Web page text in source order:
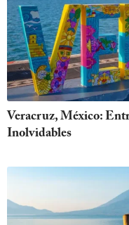
Veracruz, México:
Inolvidables